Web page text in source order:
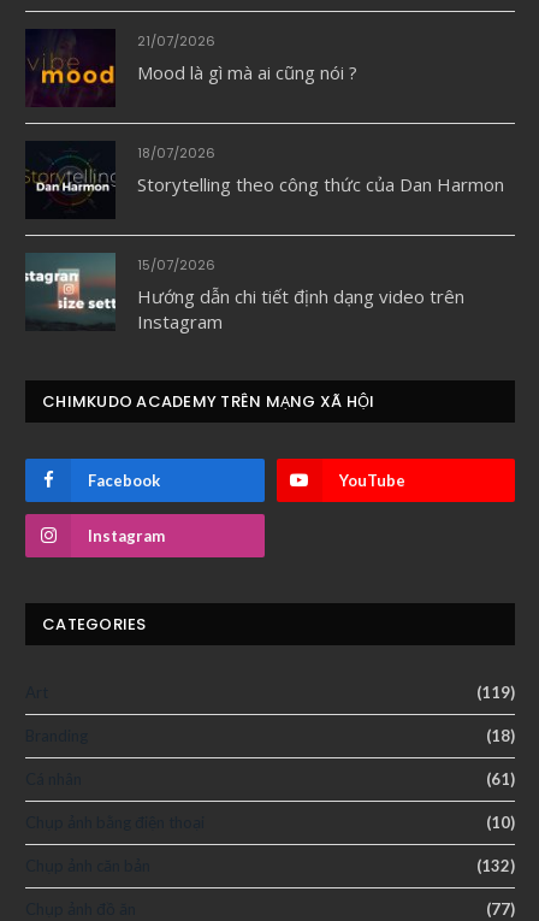
21/07/2026
Mood là gì mà ai cũng nói ?
18/07/2026
Storytelling theo công thức của Dan Harmon
15/07/2026
Hướng dẫn chi tiết định dạng video trên
Instagram
CHIMKUDO ACADEMY TRÊN MẠNG XÃ HỘI
Facebook YouTube
Instagram
CATEGORIES
(119)
(18)
(61)
(10)
(132)
(77)